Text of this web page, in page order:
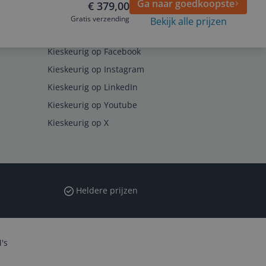
€ 379,00
Gratis verzending
Ga naar goedkoopste
Bekijk alle prijzen
Kieskeurig op Facebook
Kieskeurig op Instagram
Kieskeurig op LinkedIn
Kieskeurig op Youtube
Kieskeurig op X
Heldere prijzen